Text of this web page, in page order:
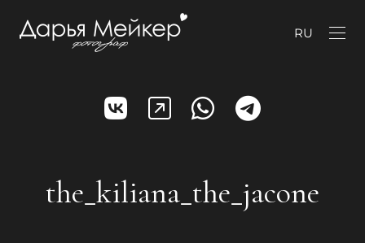
RU
the_kiliana_the_jacone